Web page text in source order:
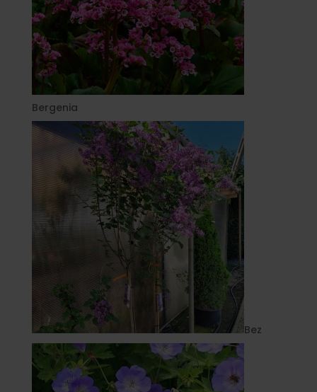
Bergenia
Bez